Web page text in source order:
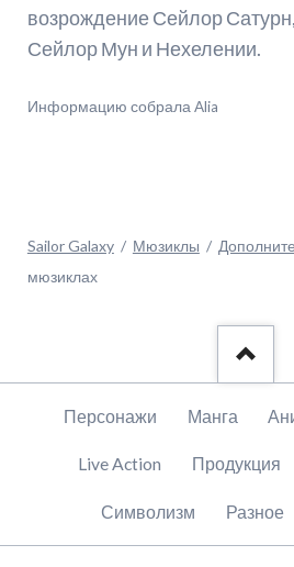
возрождение Сейлор
Сейлор Мун и Нехелении.
Информацию собрала Alia
Sailor Galaxy Мюзиклы
мюзиклах
Пропустить
Персонажи Манга
Live Action Продукция
Символизм Разное